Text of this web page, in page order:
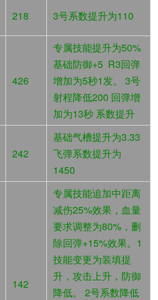
218 3号系数提升为110
426
专属技能提升为50%
基础防御+5 R3回弹
增加为5秒1发。 3号
射程降低200 回弹增
加为13秒 系数提升
242
基础气槽提升为3.33
飞弹系数提升为
1450
142
专属技能追加中距离
减伤25%效果，血量
要求调整为80%，删
除回弹+15%效果。1
技能变更为装填提
升，攻击上升，防御
降低。 2号系数降低